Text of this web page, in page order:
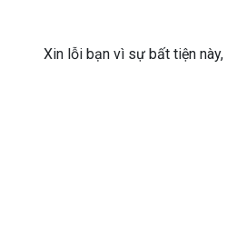
Xin lỗi bạn vì sự bất tiện